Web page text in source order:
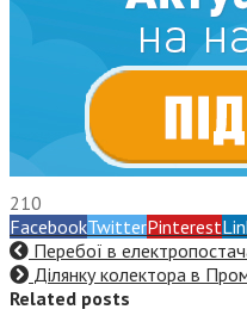
210
FacebookTwitterPinterest
Перебої в
Ділянку колектора в
Related posts